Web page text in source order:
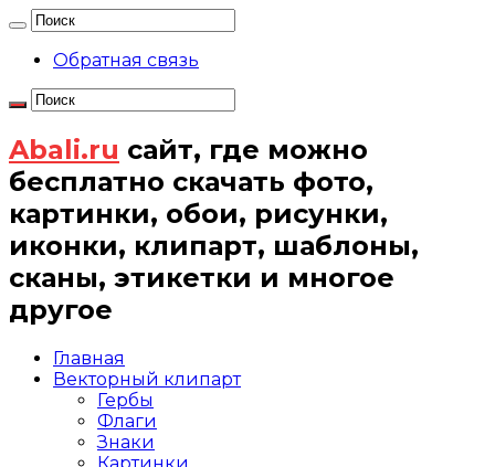
Обратная связь
Abali.ru сайт, где можно
бесплатно скачать фото,
картинки, обои, рисунки,
иконки, клипарт, шаблоны,
сканы, этикетки и многое
другое
Главная
Векторный клипарт
Гербы
Флаги
Знаки